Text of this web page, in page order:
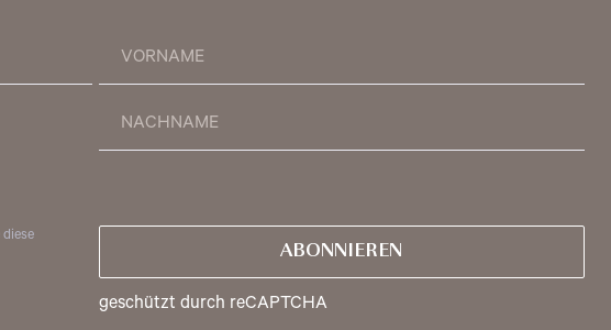
diese
ABONNIEREN
geschützt durch reCAPTCHA